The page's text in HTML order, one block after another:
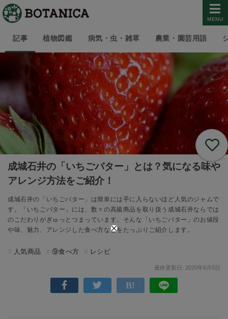
MENU
記事 植物図鑑 病気・虫・雑草 農業・園芸用語
成城石井の「いちごバター」とは？気になる味や
アレンジ方法をご紹介！
成城石井の「いちごバター」は簡単には手に入らないほど人気のジャムで
す。「いちごバター」には、数々の高級商品を取り扱う成城石井ならでは
のこだわりがぎゅっとつまっています。そんな「いちごバター」のお値段
や味、魅力、アレンジした食べ方などをたっぷりご紹介します。
人気商品 ⑨食べ方 レシピ
最終更新日: 2020年6月5日